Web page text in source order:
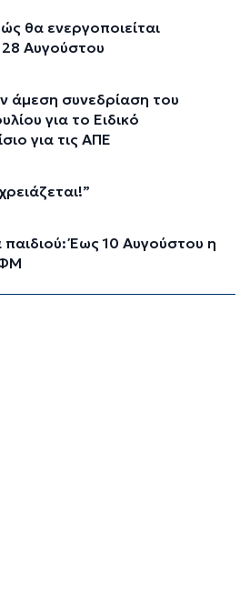
θα ενεργοποιείται
Αυγούστου
άμεση συνεδρίαση του
για το Ειδικό
για τις ΑΠΕ
Έως 10 Αυγούστου η